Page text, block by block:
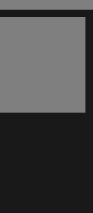
nueva ventana)
ventana)